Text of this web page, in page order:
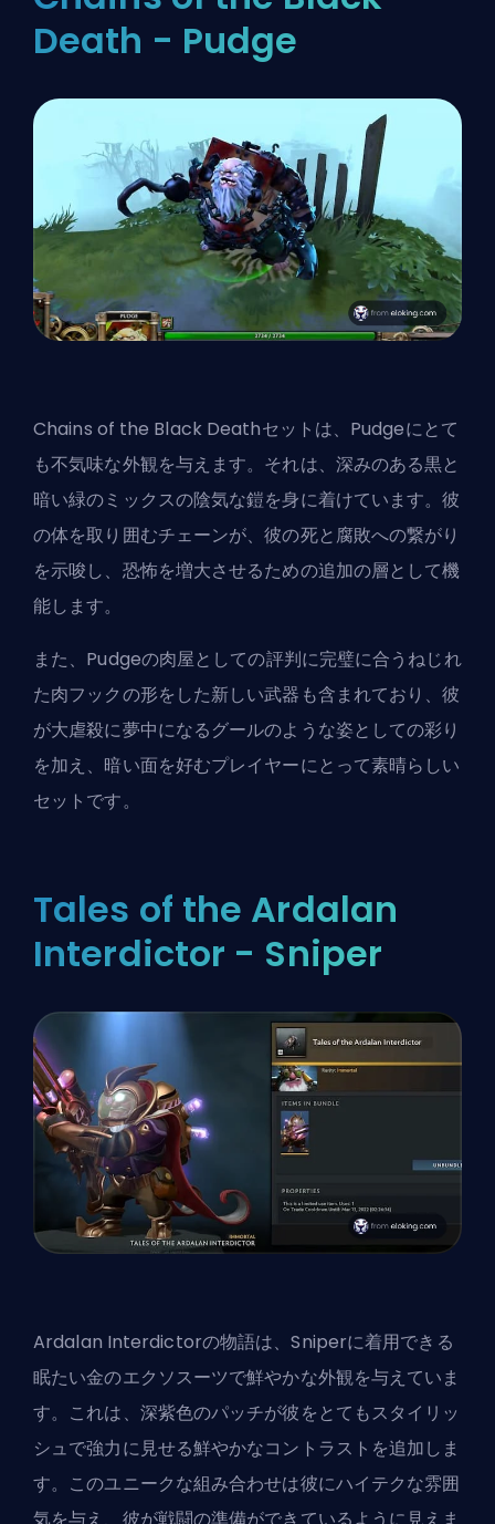
Death - Pudge
Chains of the Black Deathセットは、Pudgeにとて
も不気味な外観を与えます。それは、深みのある黒と
暗い緑のミックスの陰気な鎧を身に着けています。彼
の体を取り囲むチェーンが、彼の死と腐敗への繋がり
を示唆し、恐怖を増大させるための追加の層として機
能します。
また、Pudgeの肉屋としての評判に完璧に合うねじれ
た肉フックの形をした新しい武器も含まれており、彼
が大虐殺に夢中になるグールのような姿としての彩り
を加え、暗い面を好むプレイヤーにとって素晴らしい
セットです。
Tales of the Ardalan
Interdictor - Sniper
Ardalan Interdictorの物語は、Sniperに着用できる
眠たい金のエクソスーツで鮮やかな外観を与えていま
す。これは、深紫色のパッチが彼をとてもスタイリッ
シュで強力に見せる鮮やかなコントラストを追加しま
す。このユニークな組み合わせは彼にハイテクな雰囲